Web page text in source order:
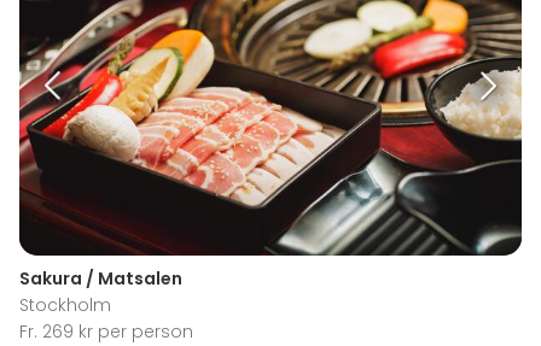
Sakura / Matsalen
Stockholm
Fr. 269 kr per person